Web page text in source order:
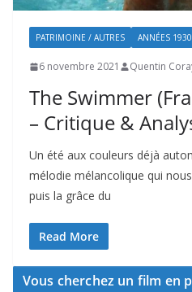
PATRIMOINE / AUTRES ANNÉES
6 novembre 2021 Quentin
The Swimmer
– Critique &
Un été aux couleurs déjà
mélodie mélancolique qui
puis la grâce du
Read More
Vous cherchez un film en